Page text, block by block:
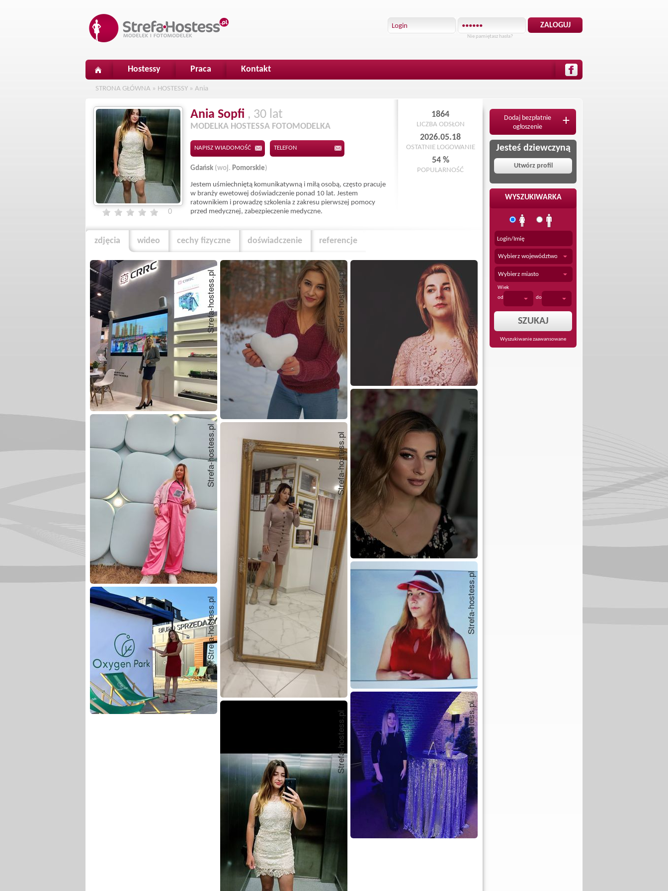
Nie pamiętasz hasła?
Hostessy Praca Kontakt
STRONA GŁÓWNA » HOSTESSY » Ania
0
Ania Sopfi , 30 lat
MODELKA HOSTESSA FOTOMODELKA
NAPISZ WIADOMOŚĆ TELEFON
Gdańsk (woj. Pomorskie)
Jestem uśmiechniętą komunikatywną i miłą osobą, często pracuje
w branży ewetowej doświadczenie ponad 10 lat. Jestem
ratownikiem i prowadzę szkolenia z zakresu pierwszej pomocy
przed medycznej, zabezpieczenie medyczne.
1864
LICZBA ODSŁON
2026.05.18
OSTATNIE LOGOWANIE
54 %
POPULARNOŚĆ
zdjęcia wideo cechy fizyczne doświadczenie referencje
Dodaj bezpłatnie
ogłoszenie
+
Jesteś dziewczyną
Utwórz profil
WYSZUKIWARKA
Wybierz województwo
Wybierz miasto
Wiek
od
do
Wyszukiwanie zaawansowane